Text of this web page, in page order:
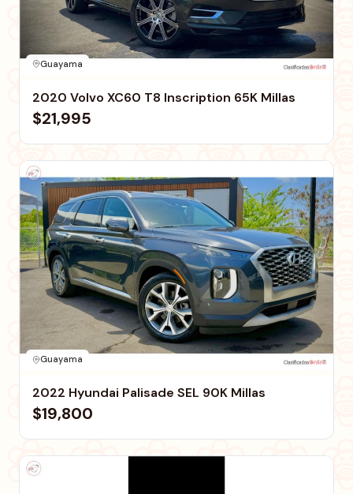
Guayama
2020 Volvo XC60 T8 Inscription 65K Millas
$21,995
Guayama
2022 Hyundai Palisade SEL 90K Millas
$19,800